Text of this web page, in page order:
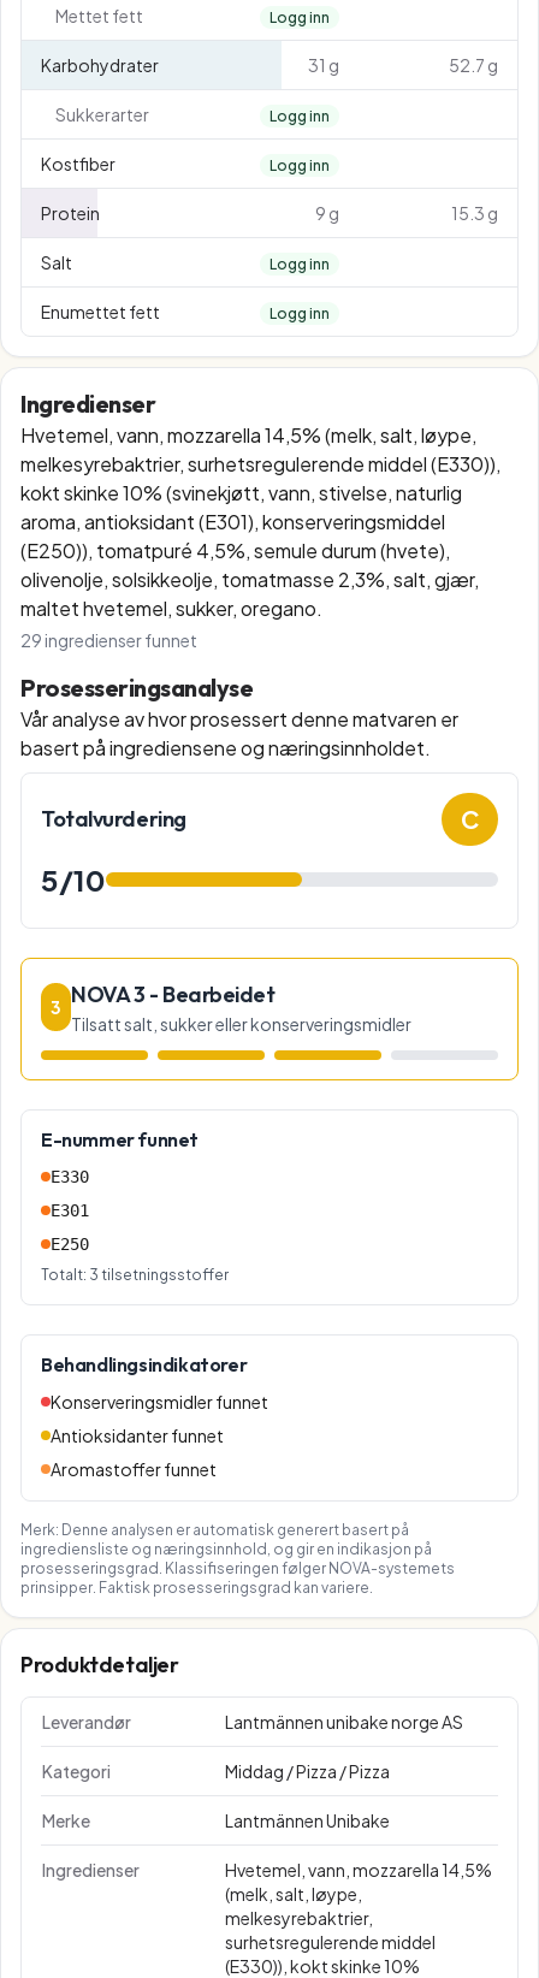
Mettet fett Logg inn
Karbohydrater 31 g 52.7 g
Sukkerarter Logg inn
Kostfiber Logg inn
Protein 9 g 15.3 g
Salt Logg inn
Enumettet fett Logg inn
Ingredienser
Hvetemel, vann, mozzarella 14,5% (melk, salt, løype,
melkesyrebaktrier, surhetsregulerende middel (E330)),
kokt skinke 10% (svinekjøtt, vann, stivelse, naturlig
aroma, antioksidant (E301), konserveringsmiddel
(E250)), tomatpuré 4,5%, semule durum (hvete),
olivenolje, solsikkeolje, tomatmasse 2,3%, salt, gjær,
maltet hvetemel, sukker, oregano.
29 ingredienser funnet
Prosesseringsanalyse
Vår analyse av hvor prosessert denne matvaren er
basert på ingrediensene og næringsinnholdet.
Totalvurdering C
5/10
3 NOVA 3 - Bearbeidet
Tilsatt salt, sukker eller konserveringsmidler
E-nummer funnet
E330
E301
E250
Totalt: 3 tilsetningsstoffer
Behandlingsindikatorer
Konserveringsmidler funnet
Antioksidanter funnet
Aromastoffer funnet
Merk: Denne analysen er automatisk generert basert på
ingrediensliste og næringsinnhold, og gir en indikasjon på
prosesseringsgrad. Klassifiseringen følger NOVA-systemets
prinsipper. Faktisk prosesseringsgrad kan variere.
Produktdetaljer
Leverandør Lantmännen unibake norge AS
Kategori Middag / Pizza / Pizza
Merke Lantmännen Unibake
Ingredienser
Hvetemel, vann, mozzarella 14,5%
(melk, salt, løype,
melkesyrebaktrier,
surhetsregulerende middel
(E330)), kokt skinke 10%